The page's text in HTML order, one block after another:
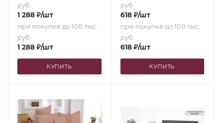
руб.
1 288 ₽/шт
при покупке до 100 тыс.
руб.
1 288 ₽/шт
КУПИТЬ
руб.
618₽/шт
при покупке до 100 тыс.
руб.
618₽/шт
КУПИТЬ